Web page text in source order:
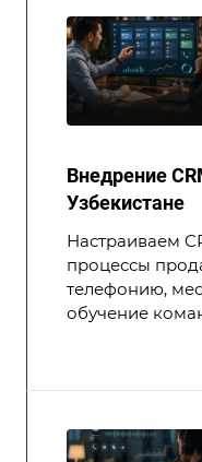
Внедрение
Узбекистане
Настраиваем
процессы
телефонию,
обучение